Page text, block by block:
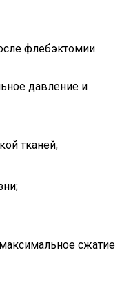
флебэктомии.
давление и
тканей;
сжатие